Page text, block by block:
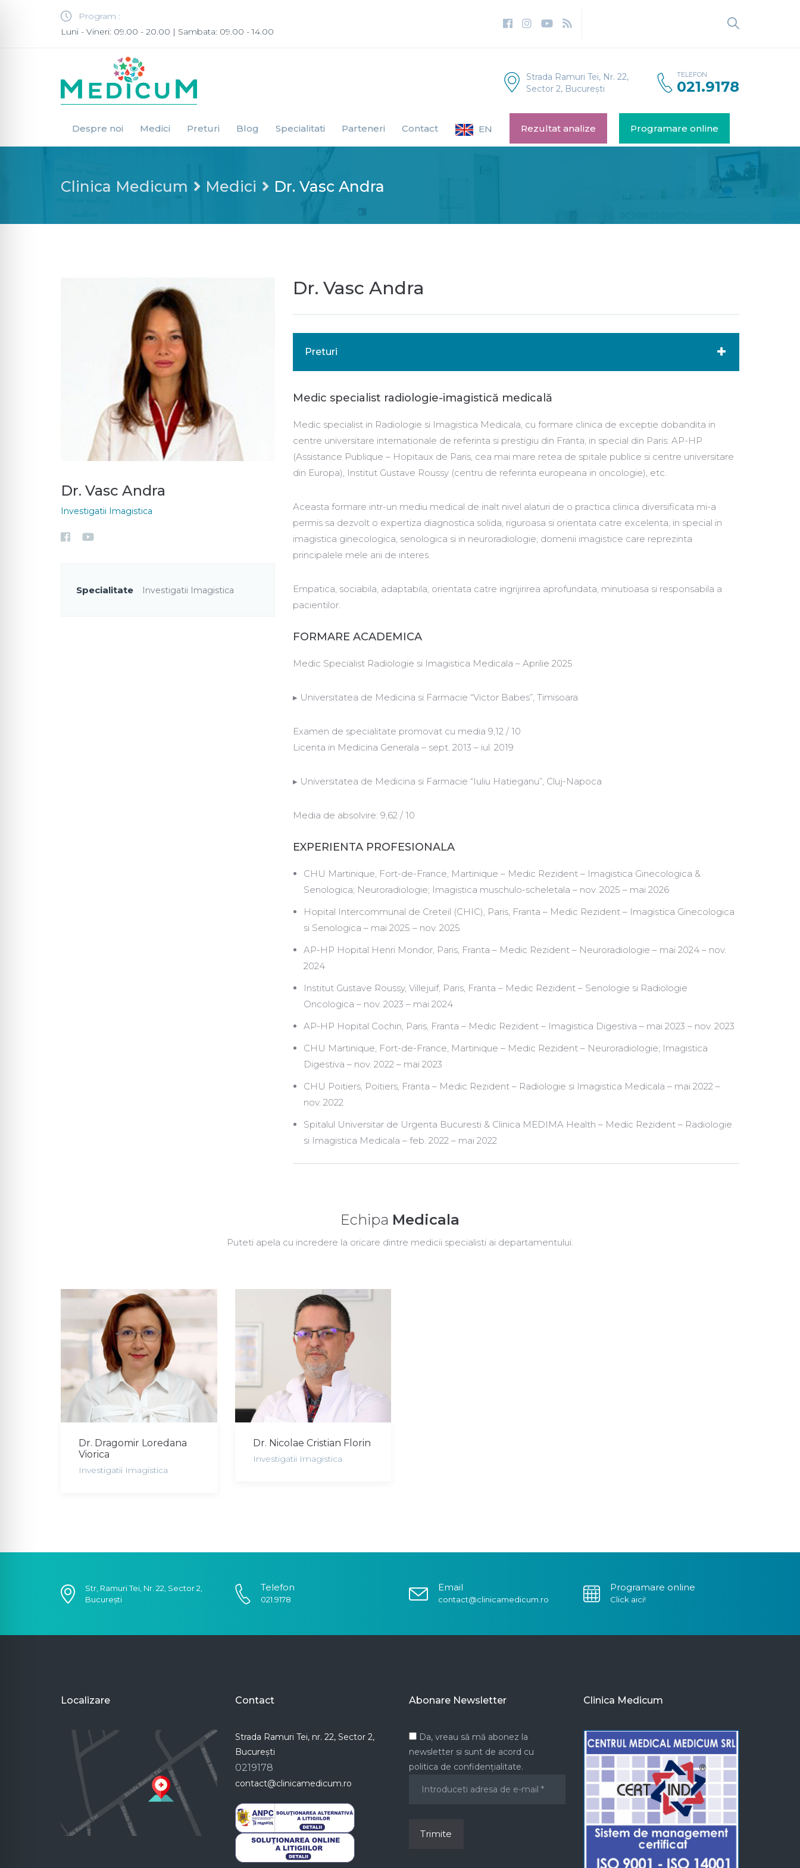
Program :
Luni - Vineri: 09.00 - 20.00 | Sambata: 09.00 - 14.00
Strada Ramuri Tei, Nr. 22,
Sector 2, București
TELEFON
021.9178
Despre noi Medici Preturi Blog Specialitati Parteneri Contact EN Rezultat analize Programare online
Clinica Medicum Medici Dr. Vasc Andra
Dr. Vasc Andra
Investigatii Imagistica
Specialitate Investigatii Imagistica
Dr. Vasc Andra
Preturi
Medic specialist radiologie-imagistică medicală
Medic specialist in Radiologie si Imagistica Medicala, cu formare clinica de exceptie dobandita in
centre universitare internationale de referinta si prestigiu din Franta, in special din Paris: AP-HP
(Assistance Publique – Hopitaux de Paris, cea mai mare retea de spitale publice si centre universitare
din Europa), Institut Gustave Roussy (centru de referinta europeana in oncologie), etc.
Aceasta formare intr-un mediu medical de inalt nivel alaturi de o practica clinica diversificata mi-a
permis sa dezvolt o expertiza diagnostica solida, riguroasa si orientata catre excelenta, in special in
imagistica ginecologica, senologica si in neuroradiologie, domenii imagistice care reprezinta
principalele mele arii de interes.
Empatica, sociabila, adaptabila, orientata catre ingrijirirea aprofundata, minutioasa si responsabila a
pacientilor.
FORMARE ACADEMICA
Medic Specialist Radiologie si Imagistica Medicala – Aprilie 2025
▸ Universitatea de Medicina si Farmacie “Victor Babes”, Timisoara
Examen de specialitate promovat cu media 9,12 / 10
Licenta in Medicina Generala – sept. 2013 – iul. 2019
▸ Universitatea de Medicina si Farmacie “Iuliu Hatieganu”, Cluj-Napoca
Media de absolvire: 9,62 / 10
EXPERIENTA PROFESIONALA
CHU Martinique, Fort-de-France, Martinique – Medic Rezident – Imagistica Ginecologica &
Senologica; Neuroradiologie; Imagistica muschulo-scheletala – nov. 2025 – mai 2026
Hopital Intercommunal de Creteil (CHIC), Paris, Franta – Medic Rezident – Imagistica Ginecologica
si Senologica – mai 2025 – nov. 2025
AP-HP Hopital Henri Mondor, Paris, Franta – Medic Rezident – Neuroradiologie – mai 2024 – nov.
2024
Institut Gustave Roussy, Villejuif, Paris, Franta – Medic Rezident – Senologie si Radiologie
Oncologica – nov. 2023 – mai 2024
AP-HP Hopital Cochin, Paris, Franta – Medic Rezident – Imagistica Digestiva – mai 2023 – nov. 2023
CHU Martinique, Fort-de-France, Martinique – Medic Rezident – Neuroradiologie; Imagistica
Digestiva – nov. 2022 – mai 2023
CHU Poitiers, Poitiers, Franta – Medic Rezident – Radiologie si Imagistica Medicala – mai 2022 –
nov. 2022
Spitalul Universitar de Urgenta Bucuresti & Clinica MEDIMA Health – Medic Rezident – Radiologie
si Imagistica Medicala – feb. 2022 – mai 2022
Echipa Medicala
Puteti apela cu incredere la oricare dintre medicii specialisti ai departamentului.
Dr. Dragomir Loredana
Viorica
Investigatii Imagistica
Dr. Nicolae Cristian Florin
Investigatii Imagistica
Str, Ramuri Tei, Nr. 22, Sector 2,
București
Telefon
021.9178
Email
contact@clinicamedicum.ro
Programare online
Click aici!
Localizare Contact
Strada Ramuri Tei, nr. 22, Sector 2,
București
0219178
contact@clinicamedicum.ro
Abonare Newsletter
Da, vreau să mă abonez la
newsletter si sunt de acord cu
politica de confidențialitate.
Clinica Medicum